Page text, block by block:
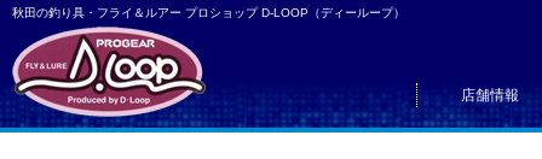
秋田の釣り具・フライ＆ルアー プロショップ D-LOOP（ディーループ）
店舗情報